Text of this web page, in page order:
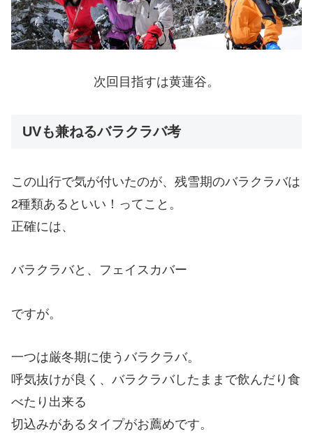
次回目指すは黄蓮谷。
UVも兼ねるバラクラバ考
この山行で気が付いたのが、残雪期のバラクラバは
2種類あるといい！ってこと。
正確には、
バラクラバと、フェイスカバー
ですが。
一つは厳冬期に使うバラクラバ。
呼気抜けが良く、バラクラバしたままで飲んだり食
べたり出来る
切込みがあるタイプがお薦めです。